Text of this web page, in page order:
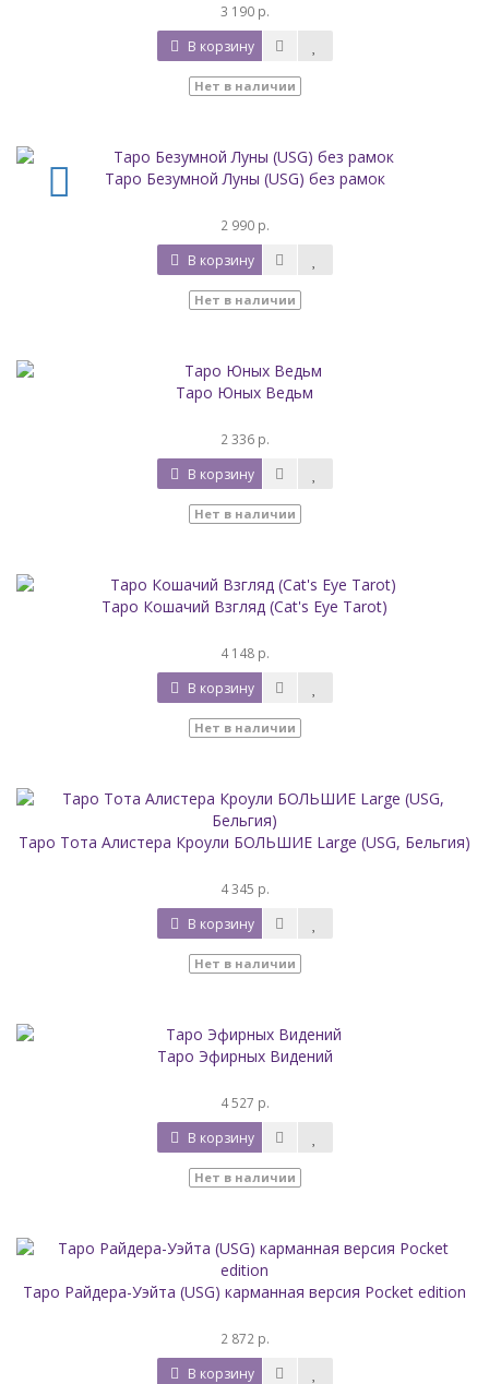
3 190 р.
В корзину
Нет в наличии
Таро Безумной Луны (USG) без рамок
2 990 р.
В корзину
Нет в наличии
Таро Юных Ведьм
2 336 р.
В корзину
Нет в наличии
Таро Кошачий Взгляд (Cat's Eye Tarot)
4 148 р.
В корзину
Нет в наличии
Таро Тота Алистера Кроули БОЛЬШИЕ Large (USG, Бельгия)
4 345 р.
В корзину
Нет в наличии
Таро Эфирных Видений
4 527 р.
В корзину
Нет в наличии
Таро Райдера-Уэйта (USG) карманная версия Pocket edition
2 872 р.
В корзину